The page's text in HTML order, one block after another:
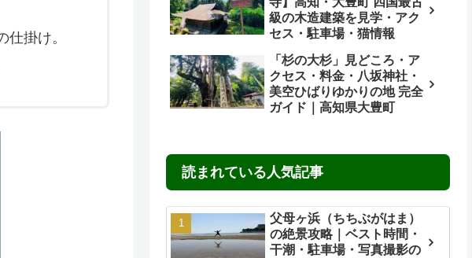
掛け。
級の木造建築を見学・アク
セス・駐車場・猫情報
「杉の大杉」見どころ・ア
クセス・料金・八坂神社・
美空ひばりゆかりの地 完全
ガイド｜高知県大豊町
読まれている人気記事
父母ヶ浜（ちちぶがはま）
の絶景攻略｜ベスト時間・
干潮・駐車場・写真撮影の